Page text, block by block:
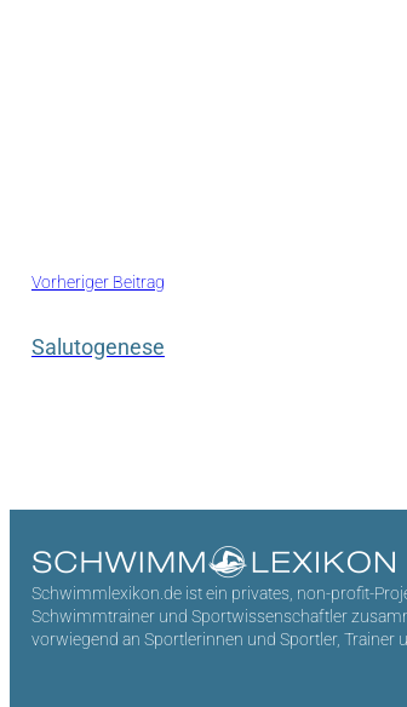
Vorheriger Beitrag
Salutogenese
Schwimmlexikon.de ist ein privates, non-profit-
Schwimmtrainer und Sportwissenschaftler
vorwiegend an Sportlerinnen und Sportler, Trainer